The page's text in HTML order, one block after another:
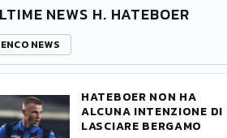
NEWS H. HATEBOER
NEWS
HATEBOER NON HA
ALCUNA INTENZIONE DI
LASCIARE BERGAMO